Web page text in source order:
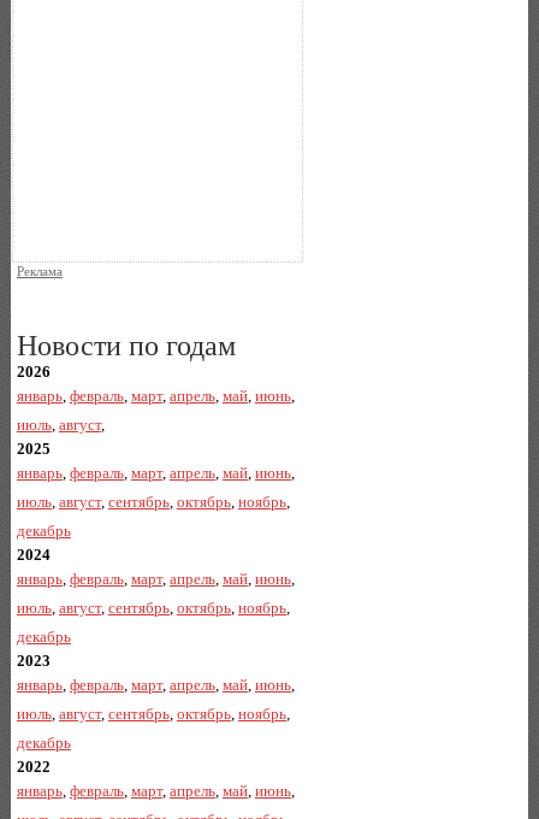
Реклама
Новости по годам
2026
январь, февраль, март, апрель, май, июнь,
июль, август,
2025
январь, февраль, март, апрель, май, июнь,
июль, август, сентябрь, октябрь, ноябрь,
декабрь
2024
январь, февраль, март, апрель, май, июнь,
июль, август, сентябрь, октябрь, ноябрь,
декабрь
2023
январь, февраль, март, апрель, май, июнь,
июль, август, сентябрь, октябрь, ноябрь,
декабрь
2022
январь, февраль, март, апрель, май, июнь,